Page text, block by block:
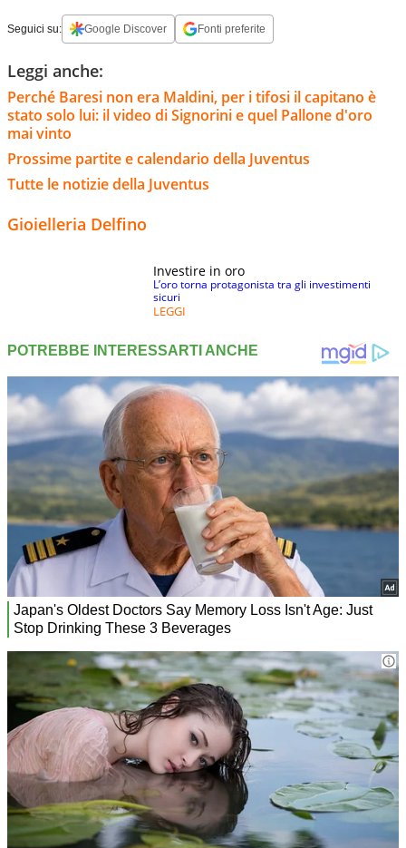
Seguici su: Google Discover Fonti preferite
Leggi anche:
Perché Baresi non era Maldini, per i tifosi il capitano è
stato solo lui: il video di Signorini e quel Pallone d'oro
mai vinto
Prossime partite e calendario della Juventus
Tutte le notizie della Juventus
Gioielleria Delfino
Investire in oro
L’oro torna protagonista tra gli investimenti
sicuri
LEGGI